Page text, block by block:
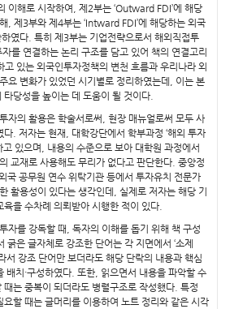
이해로 시작하여, 제2부는 ‘Outward FDI’에 해당
, 제3부와 제4부는 ‘Intward FDI’에 해당하는 외국
였다. 특히 제3부는 기업전략으로서 해외직접투
를 연결하는 논리 구조를 담고 있어 책의 연결고리
있는 외국인투자정책의 변천 흐름과 우리나라 외
요 변화가 있었던 시기별로 정리하였는데, 이는 본
당성을 높이는 데 도움이 될 것이다.
자의 활용은 학술서로써, 현장 매뉴얼로써 모두 사
다. 저자는 현재, 대학강단에서 학부과정 ‘해외 투자
고 있으며, 내용의 수준으로 보아 대학원 과정에서
교재로 사용해도 무리가 없다고 판단한다. 중앙정
국 공무원 연수 위탁기관 등에서 투자유치 전문가
활용성이 있다는 생각인데, 실제로 저자는 해당 기
을 수차례 의뢰받아 시행한 적이 있다.
자를 강독할 때, 독자의 이해를 돕기 위해 책 구성
굵은 글자체로 강조한 단어는 각 지면에서 ‘소제
서 강조 단어만 보더라도 해당 단락의 내용과 핵심
배치·구성하였다. 또한, 읽으면서 내용을 파악할 수
때는 중복이 되더라도 병렬구조로 작성했다. 특정
요할 때는 글머리를 이용하여 노트 정리와 같은 시각